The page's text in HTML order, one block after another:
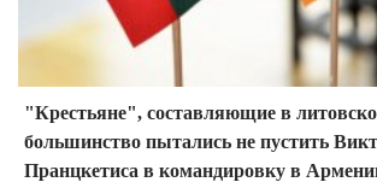
"Крестьяне", составляющие в
большинство пытались не пустить
Пранцкетиса в командировку в